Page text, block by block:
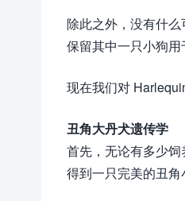
除此之外，没有什
保留其中一只小狗用
现在我们对
丑角大丹犬遗传学
首先，无论有多少
得到一只完美的丑角